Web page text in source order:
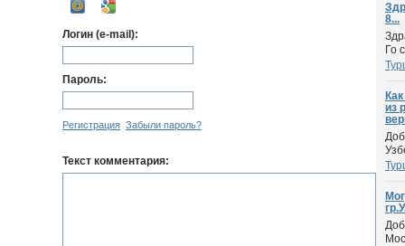
Логин (e-mail):
Пароль:
Регистрация Забыли пароль?
Текст комментария:
8...
Го
из